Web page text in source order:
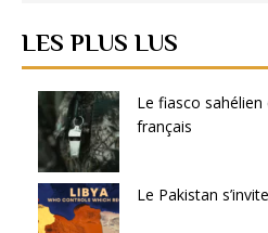
LES PLUS LUS
Le fiasco
français
Le Pakistan